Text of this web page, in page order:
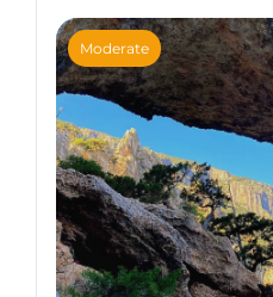
Hiking Trips
Trekking in Crete
Moderate